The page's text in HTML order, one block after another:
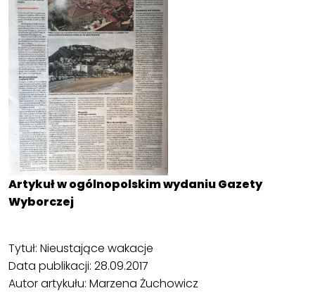
Artykuł w ogólnopolskim wydaniu Gazety
Wyborczej
Tytuł: Nieustające wakacje
Data publikacji: 28.09.2017
Autor artykułu: Marzena Żuchowicz